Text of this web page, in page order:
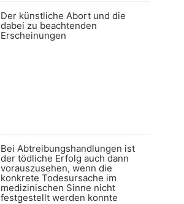
Der künstliche Abort und die
dabei zu beachtenden
Erscheinungen
Bei Abtreibungshandlungen ist
der tödliche Erfolg auch dann
vorauszusehen, wenn die
konkrete Todesursache im
medizinischen Sinne nicht
festgestellt werden konnte